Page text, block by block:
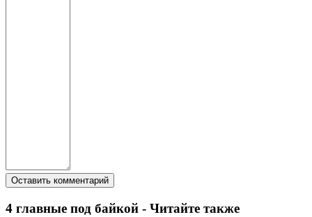
4 главные под байкой - Читайте также